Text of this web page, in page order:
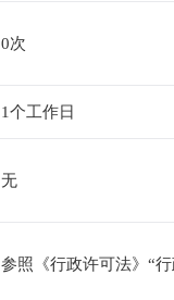
0次
1个工作日
无
参照《行政许可法》“